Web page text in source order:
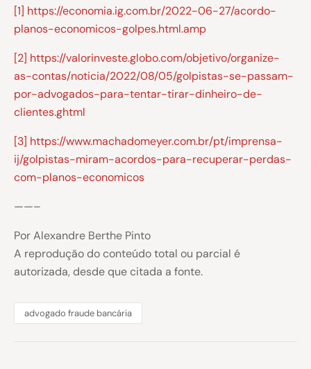
[1] https://economia.ig.com.br/2022-06-27/acordo-
planos-economicos-golpes.html.amp
[2] https://valorinveste.globo.com/objetivo/organize-
as-contas/noticia/2022/08/05/golpistas-se-passam-
por-advogados-para-tentar-tirar-dinheiro-de-
clientes.ghtml
[3] https://www.machadomeyer.com.br/pt/imprensa-
ij/golpistas-miram-acordos-para-recuperar-perdas-
com-planos-economicos
——–
Por Alexandre Berthe Pinto
A reprodução do conteúdo total ou parcial é
autorizada, desde que citada a fonte.
advogado fraude bancária